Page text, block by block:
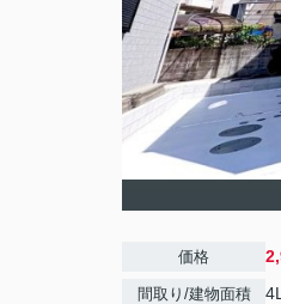
価格
間取り/建物面積